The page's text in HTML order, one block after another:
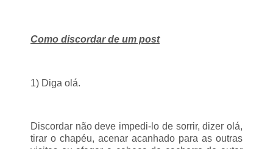
Como discordar de um post
1) Diga olá.
Discordar não deve impedi-lo de sorrir, dizer olá,
tirar o chapéu, acenar acanhado para as outras